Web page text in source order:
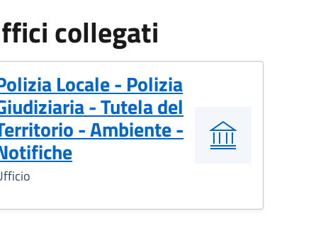
collegati
Locale - Polizia
- Tutela del
- Ambiente -